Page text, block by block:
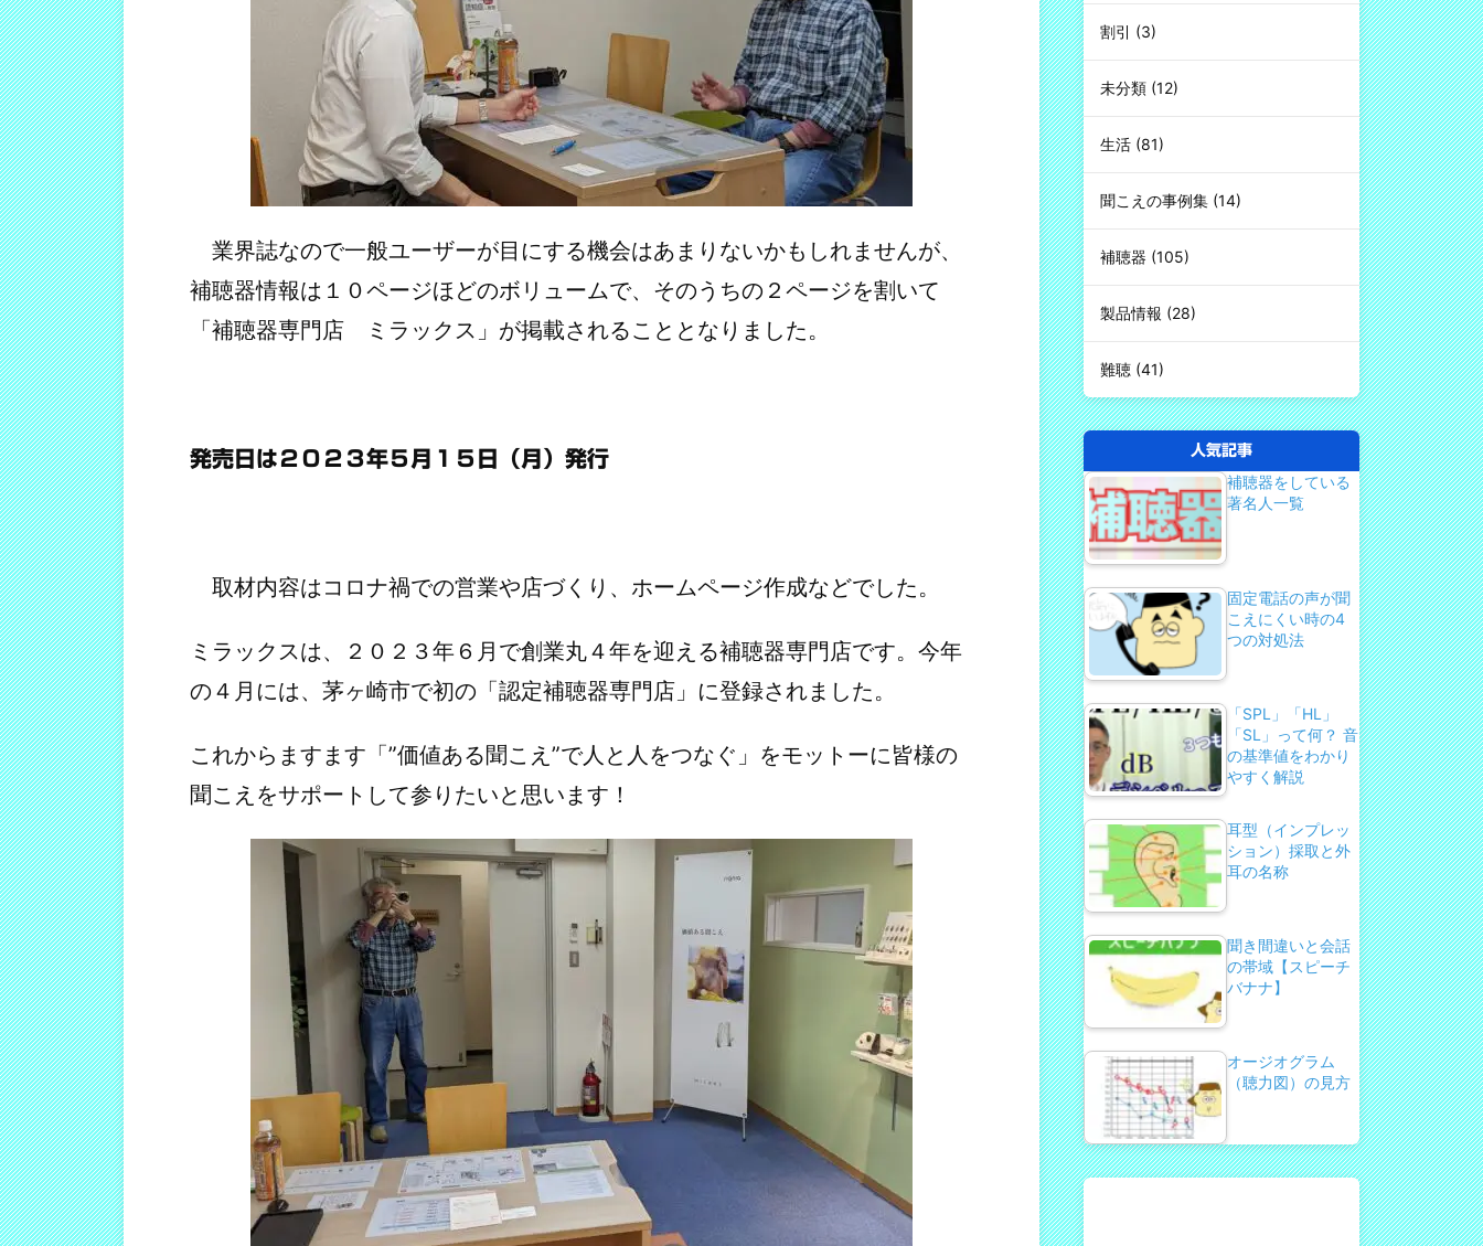
業界誌なので一般ユーザーが目にする機会はあまりないかもしれませんが、
補聴器情報は１０ページほどのボリュームで、そのうちの２ページを割いて
「補聴器専門店 ミラックス」が掲載されることとなりました。
発売日は２０２３年５月１５日（月）発行
取材内容はコロナ禍での営業や店づくり、ホームページ作成などでした。
ミラックスは、２０２３年６月で創業丸４年を迎える補聴器専門店です。今年
の４月には、 茅ヶ崎市で初の「認定補聴器専門店」に登録されました。
これからますます「”価値ある聞こえ”で人と人をつなぐ」をモットーに皆様の
聞こえをサポートして参りたいと思います！
割引 (3)
未分類 (12)
生活 (81)
聞こえの事例集 (14)
補聴器 (105)
製品情報 (28)
難聴 (41)
人気記事
補聴器をしている
著名人一覧
固定電話の声が聞
こえにくい時の4
つの対処法
「SPL」「HL」
「SL」って何？ 音
の基準値をわかり
やすく解説
耳型（インプレッ
ション）採取と外
耳の名称
聞き間違いと会話
の帯域【スピーチ
バナナ】
オージオグラム
（聴力図）の見方